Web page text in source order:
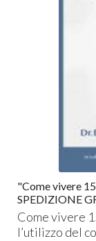
"Come vivere
SPEDIZIONE
Come vivere
l’utilizzo del